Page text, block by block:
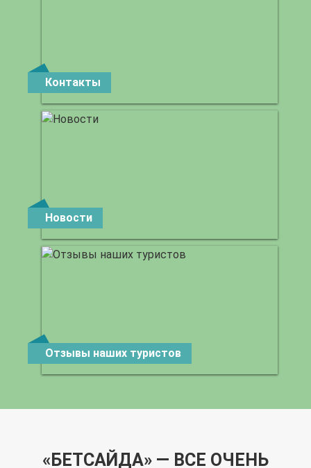
Контакты
Новости
Отзывы наших туристов
«БЕТСАЙДА» — ВСЕ ОЧЕНЬ